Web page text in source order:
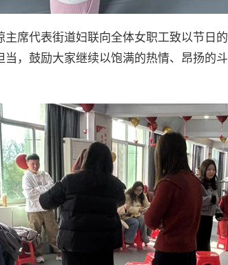
主席代表街道妇联向全体女职工致以节日
当，鼓励大家继续以饱满的热情、昂扬的